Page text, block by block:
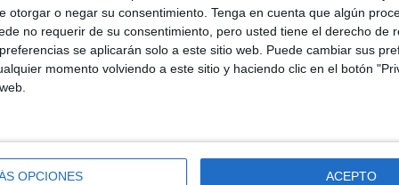
otorgar o negar su consentimiento. Tenga en cuenta que algún
no requerir de su consentimiento, pero usted tiene el derecho de
se aplicarán solo a este sitio web. Puede cambiar sus
momento volviendo a este sitio y haciendo clic en el botón
OPCIONES ACEPTO
varios casos similares a este en el que
menores a sabiendas de que no alcanzan los 18 años
otros individuos que ejercen de proxenetas.